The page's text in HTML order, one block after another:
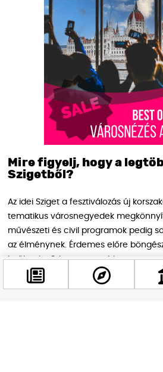
Mire figyelj, hogy a
Szigetből?
Az idei Sziget a fesztiválozás új
tematikus városnegyedek
művészeti és civil programok pedig
az élménynek. Érdemes előre
letölteni a Sziget-appot, hiszen a
programok követéséhez
Ha felkészülsz a változásokra, a